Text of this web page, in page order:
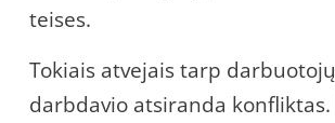
teises.
Tokiais atvejais tarp
darbdavio atsiranda konfliktas.